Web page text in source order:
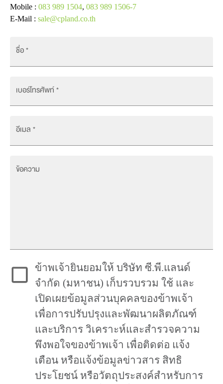
Mobile : 083 989 1504, 083 989 1506-7
E-Mail : sale@cpland.co.th
ชื่อ*
เบอร์โทรศัพท์*
อีเมล *
ข้อความ
ข้าพเจ้ายินยอมให้ บริษัท ซี.พี.แลนด์
จำกัด (มหาชน) เก็บรวบรวม ใช้ และ
เปิดเผยข้อมูลส่วนบุคคลของข้าพเจ้า
เพื่อการปรับปรุงและพัฒนาผลิตภัณฑ์
และบริการ วิเคราะห์และสำรวจความ
พึงพอใจของข้าพเจ้า เพื่อติดต่อ แจ้ง
เตือน หรือแจ้งข้อมูลข่าวสาร สิทธิ
ประโยชน์ หรือวัตถุประสงค์สำหรับการ